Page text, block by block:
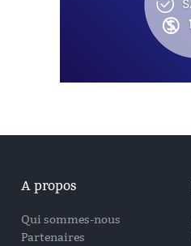
A propos
Qui sommes-nous
Partenaires